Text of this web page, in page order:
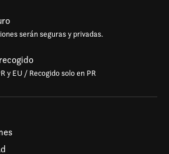
serán seguras y privadas.
y EU / Recogido solo en PR